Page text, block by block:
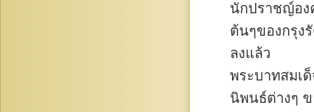
นักปราชญ์อง
ต้นๆของกรุง
ลงแล้ว
พระบาทสมเ
นิพนธ์ต่างๆ ข